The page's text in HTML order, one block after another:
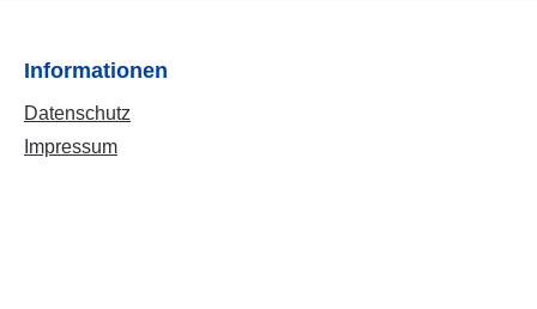
Informationen
Datenschutz
Impressum